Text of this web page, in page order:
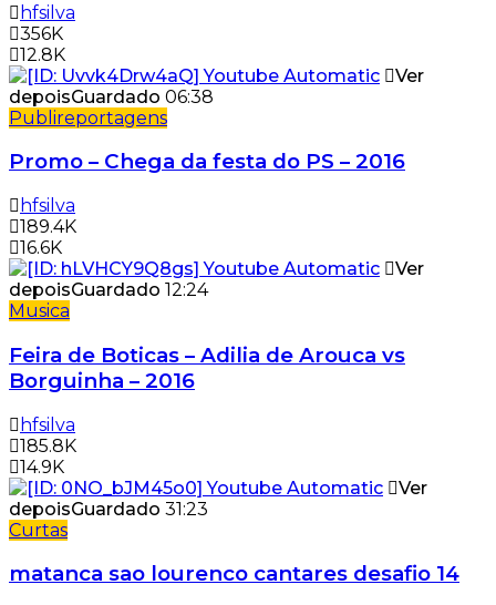
hfsilva
356K
12.8K
Ver
depoisGuardado 06:38
Publireportagens
Promo – Chega da festa do PS – 2016
hfsilva
189.4K
16.6K
Ver
depoisGuardado 12:24
Musica
Feira de Boticas – Adilia de Arouca vs
Borguinha – 2016
hfsilva
185.8K
14.9K
Ver
depoisGuardado 31:23
Curtas
matanca sao lourenco cantares desafio 14